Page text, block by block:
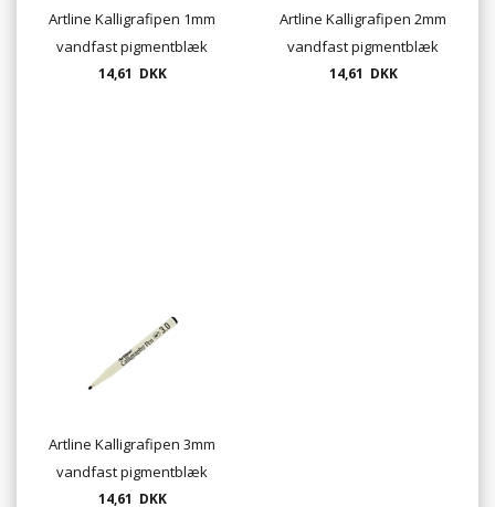
Artline Kalligrafipen 1mm
vandfast pigmentblæk
14,61 DKK
Artline Kalligrafipen 2mm
vandfast pigmentblæk
14,61 DKK
Artline Kalligrafipen 3mm
vandfast pigmentblæk
14,61 DKK